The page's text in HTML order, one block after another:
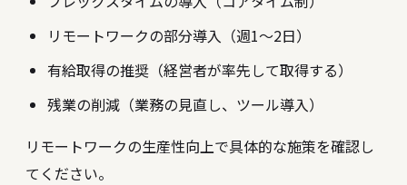
リモートワークの部分導入（週1〜2日）
有給取得の推奨（経営者が率先して取得する）
残業の削減（業務の見直し、ツール導入）
リモートワークの生産性向上で具体的な施策を確認し
てください。